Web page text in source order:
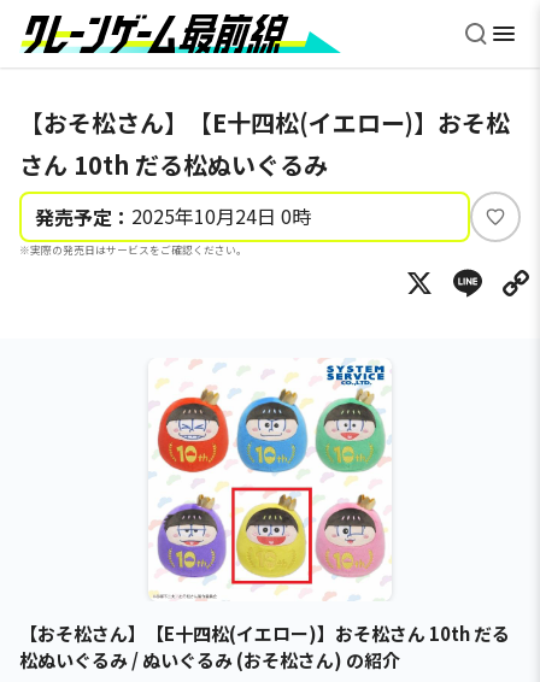
【おそ松さん】【E十四松(イエロー)】おそ松
さん 10th だる松ぬいぐるみ
発売予定： 2025年10月24日 0時
※実際の発売日はサービスをご確認ください。
い
ね
X
【おそ松さん】【E十四松(イエロー)】おそ松さん 10th だる
松ぬいぐるみ / ぬいぐるみ (おそ松さん) の紹介